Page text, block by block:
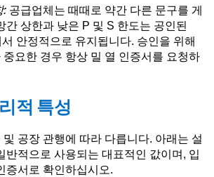
: 공급업체는 때때로 약간 다른 문구를 게
간 상한과 낮은 P 및 S 한도는 공인된
안정적으로 유지됩니다. 승인을 위해
요한 경우 항상 밀 열 인증서를 요청하
적 특성
공장 관행에 따라 다릅니다. 아래는 설
반적으로 사용되는 대표적인 값이며, 입
증서로 확인하십시오.